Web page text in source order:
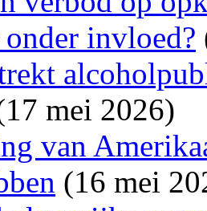
invloed?
mei 2026)
van
(16 mei